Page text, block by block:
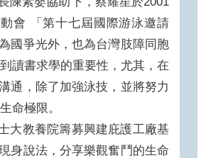
會 「第十七屆國際游泳邀請
國爭光外，也為台灣肢障同胞
讀書求學的重要性，尤其，在
通，除了加強泳技，並將努力
命極限。
教養院籌募興建庇護工廠基
身說法，分享樂觀奮鬥的生命